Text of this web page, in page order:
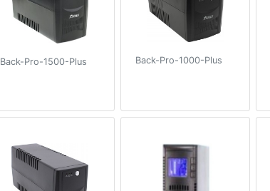
Back-Pro-1500-Plus Back-Pro-1000-Plus